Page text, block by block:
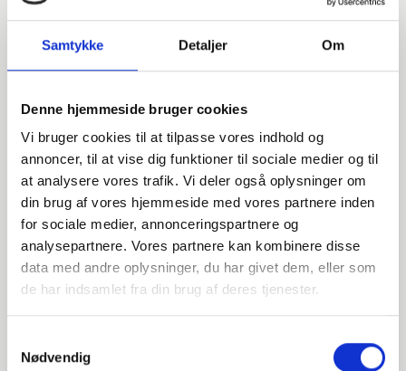
Samtykke Detaljer Om
Denne hjemmeside bruger cookies
Vi bruger cookies til at tilpasse vores indhold og
annoncer, til at vise dig funktioner til sociale medier og til
at analysere vores trafik. Vi deler også oplysninger om
din brug af vores hjemmeside med vores partnere inden
for sociale medier, annonceringspartnere og
analysepartnere. Vores partnere kan kombinere disse
data med andre oplysninger, du har givet dem, eller som
de har indsamlet fra din brug af deres tjenester.
Nødvendig
Har du spørgsmål?
service eller andet. Kontakt os for professionel rådgivning
og sparring.